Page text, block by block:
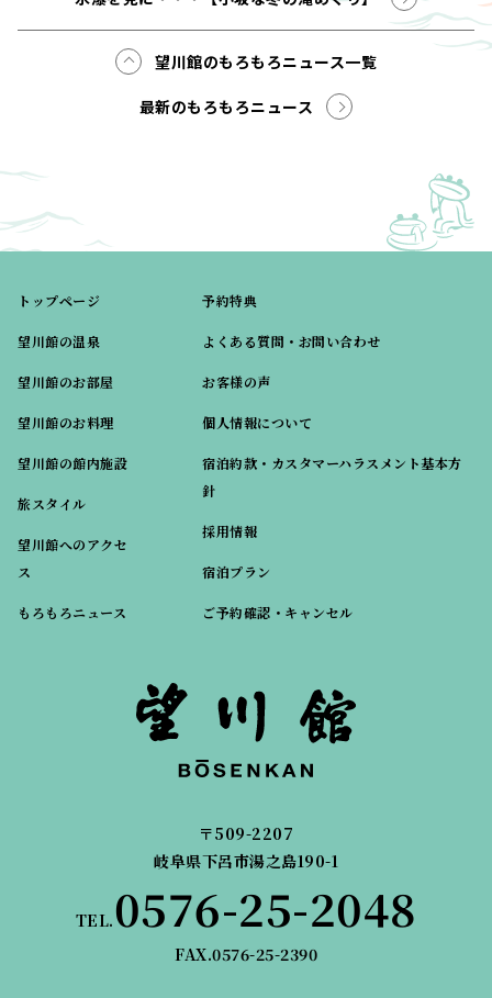
望川館のもろもろニュース一覧
最新のもろもろニュース
トップページ
望川館の温泉
望川館のお部屋
望川館のお料理
望川館の館内施設
旅スタイル
望川館へのアクセ
ス
もろもろニュース
予約特典
よくある質問・お問い合わせ
お客様の声
個人情報について
宿泊約款・カスタマーハラスメント基本方
針
採用情報
宿泊プラン
ご予約確認・キャンセル
〒509-2207
岐阜県下呂市湯之島190-1
TEL.0576-25-2048
FAX.0576-25-2390